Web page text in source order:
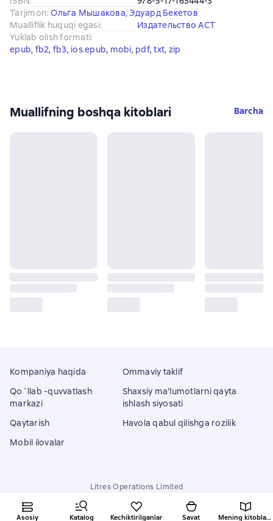
Asosiy Katalog Kechiktirilganlar Savat Mening kitoblarim
Tarjimon: Ольга Мышакова,Эдуард Бекетов
Mualliflik huquqi egasi:
Издательство АСТ
Yuklab olish formati:
epub, fb2, fb3, ios.epub, mobi, pdf, txt, zip
Muallifning boshqa kitoblari Barcha
Kompaniya haqida
Qo`llab -quvvatlash
markazi
Qaytarish
Mobil ilovalar
Ommaviy taklif
Shaxsiy ma'lumotlarni qayta
ishlash siyosati
Havola qabul qilishga rozilik
Litres Operations Limited